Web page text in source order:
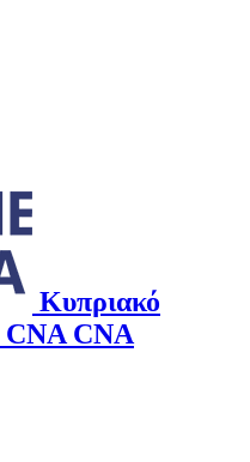
Κυπριακό
CNA CNA